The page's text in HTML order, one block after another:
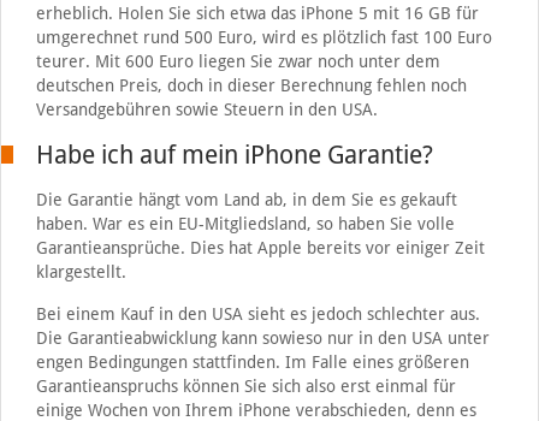
erheblich. Holen Sie sich etwa das iPhone 5 mit 16 GB für
umgerechnet rund 500 Euro, wird es plötzlich fast 100 Euro
teurer. Mit 600 Euro liegen Sie zwar noch unter dem
deutschen Preis, doch in dieser Berechnung fehlen noch
Versandgebühren sowie Steuern in den USA.
Habe ich auf mein iPhone Garantie?
Die Garantie hängt vom Land ab, in dem Sie es gekauft
haben. War es ein EU-Mitgliedsland, so haben Sie volle
Garantieansprüche. Dies hat Apple bereits vor einiger Zeit
klargestellt.
Bei einem Kauf in den USA sieht es jedoch schlechter aus.
Die Garantieabwicklung kann sowieso nur in den USA unter
engen Bedingungen stattfinden. Im Falle eines größeren
Garantieanspruchs können Sie sich also erst einmal für
einige Wochen von Ihrem iPhone verabschieden, denn es